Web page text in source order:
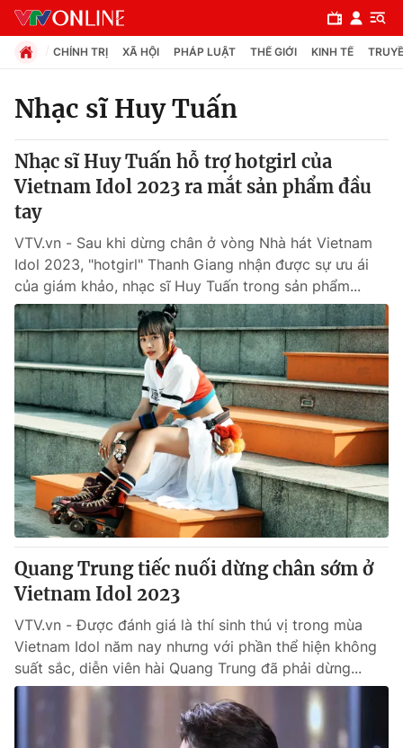
Chuyên mục
Chính trị
Pháp luật
Y tế
Thế giới
Tin tức
Thế giới đó đây
Câu chuyện quốc tế
Kinh tế
Tài chính
Thị trường
Góc doanh nghiệp
Dữ liệu và đời sống
Truyền hình
Phim VTV
Hậu trường
Nhân vật
Khán giả
Giải trí
Điện ảnh
Âm nhạc
Đời sống
Du lịch
Giáo dục
CHÍNH TRỊ XÃ HỘI PHÁP LUẬT THẾ GIỚI KINH TẾ
Nhạc sĩ Huy Tuấn
Nhạc sĩ Huy Tuấn hỗ trợ hotgirl của
Vietnam Idol 2023 ra mắt sản phẩm đầu
tay
VTV.vn - Sau khi dừng chân ở vòng Nhà hát Vietnam
Idol 2023, "hotgirl" Thanh Giang nhận được sự ưu ái
của giám khảo, nhạc sĩ Huy Tuấn trong sản phẩm...
Quang Trung tiếc nuối dừng chân sớm ở
Vietnam Idol 2023
VTV.vn - Được đánh giá là thí sinh thú vị trong mùa
Vietnam Idol năm nay nhưng với phần thể hiện không
suất sắc, diễn viên hài Quang Trung đã phải dừng...